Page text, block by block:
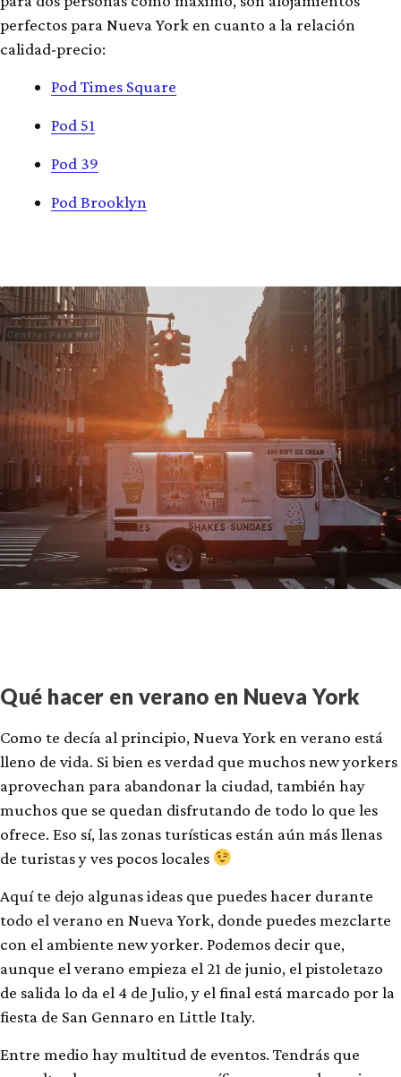
perfectos para Nueva York en cuanto a la relación
calidad-precio:
Pod Times Square
Pod 51
Pod 39
Pod Brooklyn
Qué hacer en verano en Nueva York
Como te decía al principio, Nueva York en verano está
lleno de vida. Si bien es verdad que muchos new yorkers
aprovechan para abandonar la ciudad, también hay
muchos que se quedan disfrutando de todo lo que les
ofrece. Eso sí, las zonas turísticas están aún más llenas
de turistas y ves pocos locales
Aquí te dejo algunas ideas que puedes hacer durante
todo el verano en Nueva York, donde puedes mezclarte
con el ambiente new yorker. Podemos decir que,
aunque el verano empieza el 21 de junio, el pistoletazo
de salida lo da el 4 de Julio, y el final está marcado por la
fiesta de San Gennaro en Little Italy.
Entre medio hay multitud de eventos. Tendrás que